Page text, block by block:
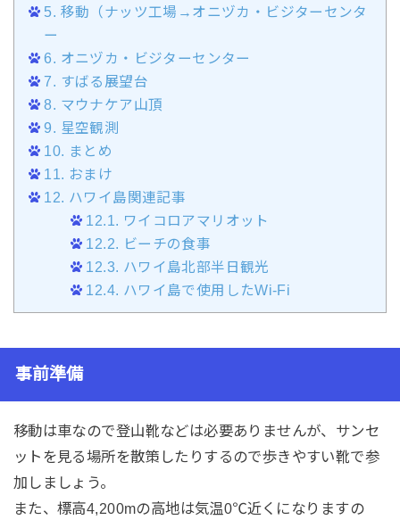
5. 移動（ナッツ工場→オニヅカ・ビジターセンタ
ー
6. オニヅカ・ビジターセンター
7. すばる展望台
8. マウナケア山頂
9. 星空観測
10. まとめ
11. おまけ
12. ハワイ島関連記事
12.1. ワイコロアマリオット
12.2. ビーチの食事
12.3. ハワイ島北部半日観光
12.4. ハワイ島で使用したWi-Fi
事前準備
移動は車なので登山靴などは必要ありませんが、サンセ
ットを見る場所を散策したりするので歩きやすい靴で参
加しましょう。
また、標高4,200mの高地は気温0℃近くになりますの